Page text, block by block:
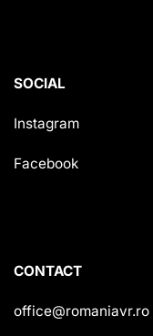
SOCIAL
Instagram
Facebook
CONTACT
office@romaniavr.ro